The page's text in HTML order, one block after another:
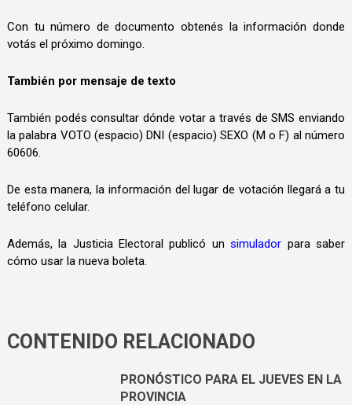
Con tu número de documento obtenés la información donde
votás el próximo domingo.
También por mensaje de texto
También podés consultar dónde votar a través de SMS enviando
la palabra VOTO (espacio) DNI (espacio) SEXO (M o F) al número
60606.
De esta manera, la información del lugar de votación llegará a tu
teléfono celular.
Además, la Justicia Electoral publicó unsimulador para saber
cómo usar la nueva boleta.
CONTENIDO RELACIONADO
PRONÓSTICO PARA EL JUEVES EN LA
PROVINCIA